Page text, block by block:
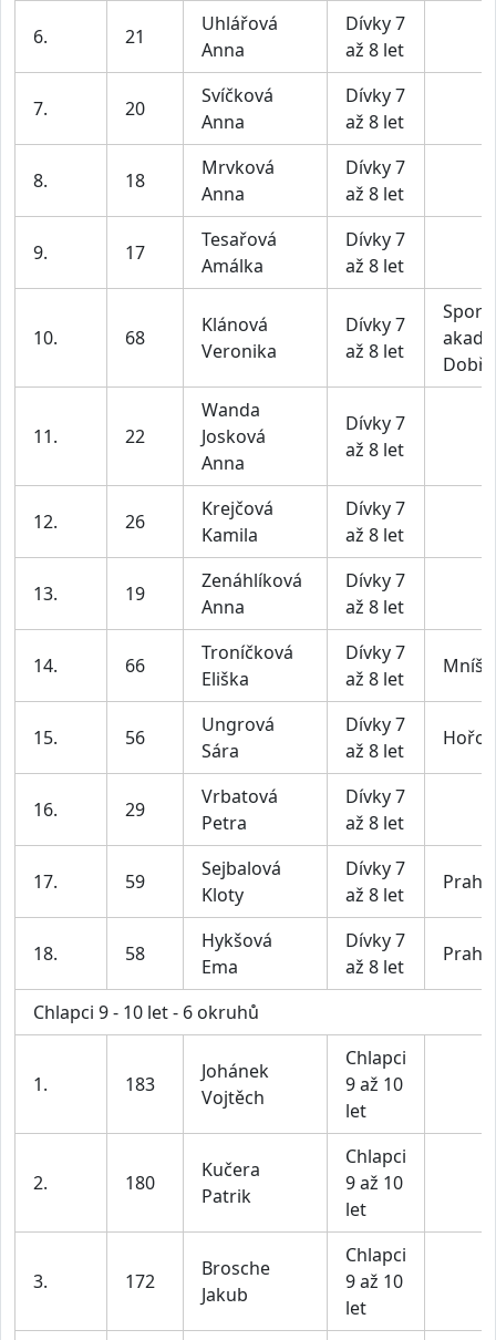
6. 21
Uhlářová
Anna
Dívky 7
až 8 let
7. 20
Svíčková
Anna
Dívky 7
až 8 let
8. 18
Mrvková
Anna
Dívky 7
až 8 let
9. 17
Tesařová
Amálka
Dívky 7
až 8 let
10. 68
Klánová
Veronika
Dívky 7
až 8 let
11. 22
Wanda
Josková
Anna
Dívky 7
až 8 let
12. 26
Krejčová
Kamila
Dívky 7
až 8 let
13. 19
Zenáhlíková
Anna
Dívky 7
až 8 let
14. 66
Troníčková
Eliška
Dívky 7
až 8 let
15. 56
Ungrová
Sára
Dívky 7
až 8 let
16. 29
Vrbatová
Petra
Dívky 7
až 8 let
17. 59
Sejbalová
Kloty
Dívky 7
až 8 let
Praha
18. 58
Hykšová
Ema
Dívky 7
až 8 let
Praha
Chlapci 9 - 10 let - 6 okruhů
1. 183
Johánek
Vojtěch
Chlapci
9 až 10
let
2. 180
Kučera
Patrik
Chlapci
9 až 10
let
3. 172
Brosche
Jakub
Chlapci
9 až 10
let